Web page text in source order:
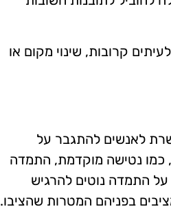
קרובות, שינוי מקום או
לאנשים להתגבר על
כמו נטישה מוקדמת, התמדה
התמדה נוטים להרגיש
בפניהם המטרות שהציבו.